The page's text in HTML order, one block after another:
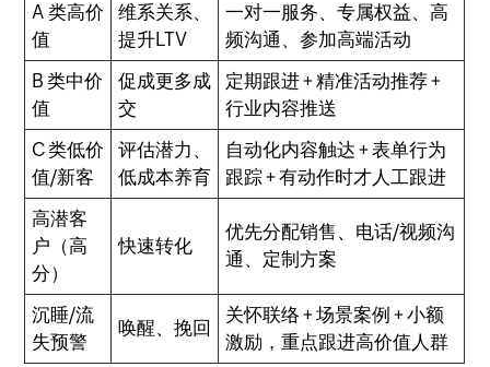
A 类高价
值
维系关系、
提升LTV
一对一服务、专属权益、高
频沟通、参加高端活动
B 类中价
值
促成更多成
交
定期跟进 + 精准活动推荐 +
行业内容推送
C 类低价
值/新客
评估潜力、
低成本养育
自动化内容触达 + 表单行为
跟踪 + 有动作时才人工跟进
高潜客
户（高
分）
快速转化
优先分配销售、电话/视频沟
通、定制方案
沉睡/流
失预警
唤醒、挽回
关怀联络 + 场景案例 + 小额
激励，重点跟进高价值人群